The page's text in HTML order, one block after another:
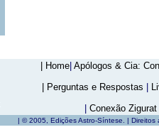
| Home| Apólogos & Cia:
| Perguntas e Respostas
Conexão Zigurat
| © 2005, Edições Astro-Síntese. |